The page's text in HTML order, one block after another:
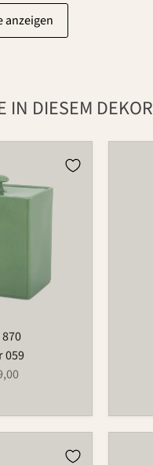
anzeigen
IN DIESEM DEKOR
059